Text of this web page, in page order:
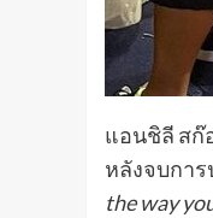
แอนชิลี สก๊
หลังจบการ
the way